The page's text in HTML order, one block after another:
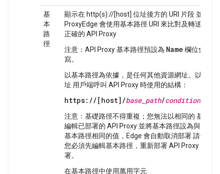
基
本
路
徑
顯示在 http(s)://[host] 位址後方的 URI 片段 並存取
ProxyEdge 會使用基本路徑 URI 來比對及轉送傳入
正確的 API Proxy
注意 ：API Proxy 基本路徑預設為 Name 欄位會轉
寫。
以基本路徑為依據，是任何其他資源網址。以下是
址 用戶端呼叫 API Proxy 時使用的結構：
https://[host]/base_path/
注意 ：基礎路徑不得重複；您無法以相同的 基本路
編輯已部署的 API Proxy 並將基本路徑設為與其他
基本路徑相同的值，Edge 會自動取消部署 請儲存
您必須先編輯基本路徑，重新部署 API Proxy，才
署。
在基本路徑中使用萬用字元